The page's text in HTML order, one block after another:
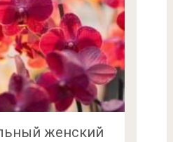
женский